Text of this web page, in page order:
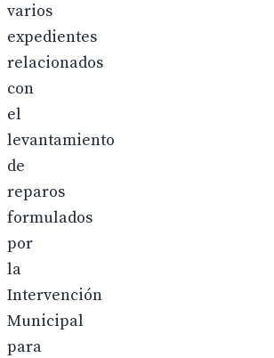
varios
expedientes
relacionados
con
el
levantamiento
de
reparos
formulados
por
la
Intervención
Municipal
para